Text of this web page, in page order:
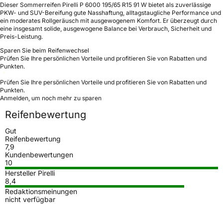
Dieser Sommerreifen Pirelli P 6000 195/65 R15 91 W bietet als zuverlässige
PKW- und SUV-Bereifung gute Nasshaftung, alltagstaugliche Performance und
ein moderates Rollgeräusch mit ausgewogenem Komfort. Er überzeugt durch
eine insgesamt solide, ausgewogene Balance bei Verbrauch, Sicherheit und
Preis-Leistung.
Sparen Sie beim Reifenwechsel
Prüfen Sie Ihre persönlichen Vorteile und profitieren Sie von Rabatten und
Punkten.
Prüfen Sie Ihre persönlichen Vorteile und profitieren Sie von Rabatten und
Punkten.
Anmelden, um noch mehr zu sparen
Reifenbewertung
Gut
Reifenbewertung
7,9
Kundenbewertungen
10
Hersteller Pirelli
8,4
Redaktionsmeinungen
nicht verfügbar